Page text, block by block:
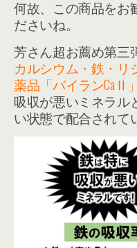
何故、この商品をお
ださいね。
芳さん超お薦め第三
カルシウム・鉄・リ
薬品「バイランCaⅡ」
吸収が悪いミネラル
い状態で配合されて